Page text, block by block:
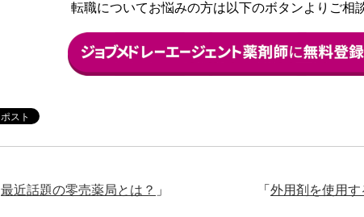
転職についてお悩みの方は以下のボタンよりご相
「 外用剤を使用す
最近話題の零売薬局とは？ 」